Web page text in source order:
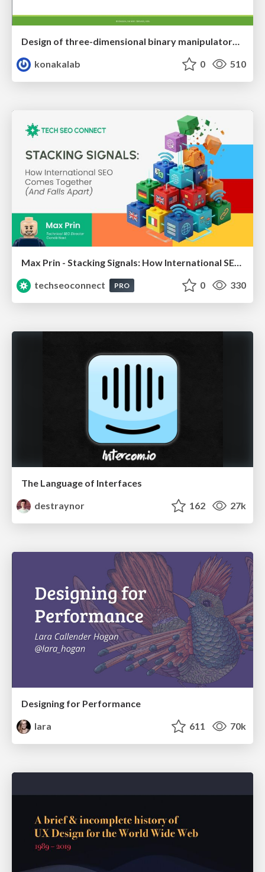
Design of three-dimensional binary manipulators for pick-and-place task avoiding obstacles (IECON2024)
konakalab
0 510
techseoconnect
PRO 0 330
The Language of Interfaces
destraynor
162 27k
Designing for Performance
lara
611 70k